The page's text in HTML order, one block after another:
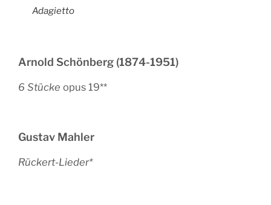
Adagietto
Arnold Schönberg (1874-1951)
6 Stücke opus 19**
Gustav Mahler
Rückert-Lieder*